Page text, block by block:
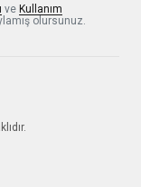
ve Kullanım
olursunuz.